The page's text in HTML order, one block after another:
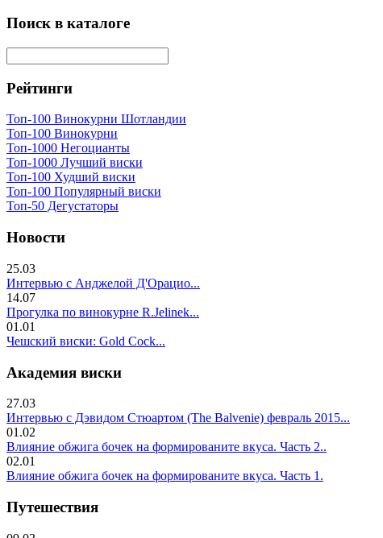
Поиск в каталоге
Рейтинги
Топ-100 Винокурни Шотландии
Топ-100 Винокурни
Топ-1000 Негоцианты
Топ-1000 Лучший виски
Топ-100 Худший виски
Топ-100 Популярный виски
Топ-50 Дегустаторы
Новости
25.03
Интервью с Анджелой Д'Орацио...
14.07
Прогулка по винокурне R.Jelinek...
01.01
Чешский виски: Gold Cock...
Академия виски
27.03
Интервью с Дэвидом Стюартом (The Balvenie) февраль 2015...
01.02
Влияние обжига бочек на формированите вкуса. Часть 2..
02.01
Влияние обжига бочек на формированите вкуса. Часть 1.
Путешествия